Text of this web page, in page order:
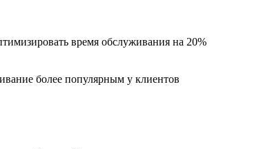
время обслуживания на 20%
более популярным у клиентов